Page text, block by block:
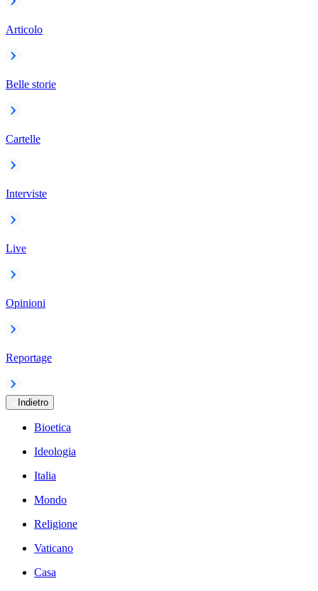
Articolo
Belle storie
Cartelle
Interviste
Live
Opinioni
Reportage
Indietro
Bioetica
Ideologia
Italia
Mondo
Religione
Vaticano
Casa